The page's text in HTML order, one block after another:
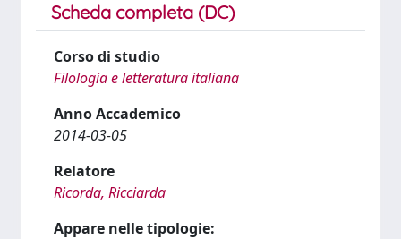
Scheda completa (DC)
Corso di studio
Filologia e letteratura italiana
Anno Accademico
2014-03-05
Relatore
Ricorda, Ricciarda
Appare nelle tipologie: